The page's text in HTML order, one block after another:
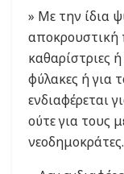
» Με την ίδια
αποκρουστική
καθαρίστριες
φύλακες ή για
ενδιαφέρεται
ούτε για τους
νεοδημοκράτες.